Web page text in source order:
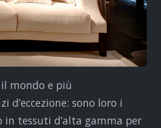
mondo e più
d’eccezione: sono loro i
tessuti d’alta gamma per